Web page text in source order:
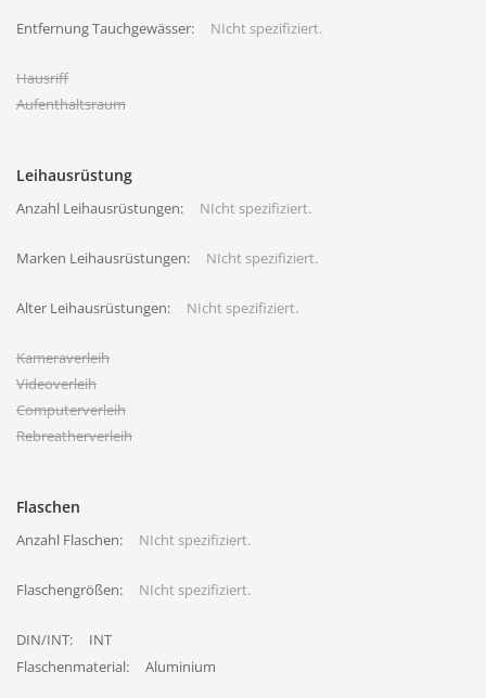
Entfernung Tauchgewässer: NIcht spezifiziert.
Hausriff
Aufenthaltsraum
Leihausrüstung
Anzahl Leihausrüstungen: NIcht spezifiziert.
Marken Leihausrüstungen: NIcht spezifiziert.
Alter Leihausrüstungen: NIcht spezifiziert.
Kameraverleih
Videoverleih
Computerverleih
Rebreatherverleih
Flaschen
Anzahl Flaschen: NIcht spezifiziert.
Flaschengrößen: NIcht spezifiziert.
DIN/INT:
INT
Flaschenmaterial:
Aluminium